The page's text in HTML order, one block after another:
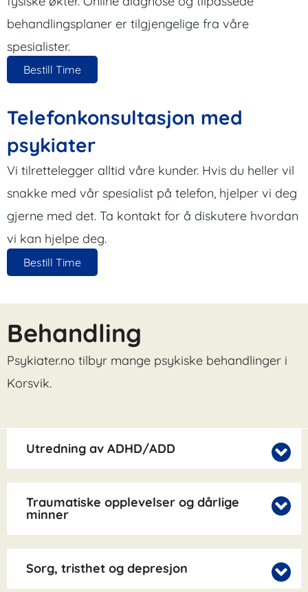
behandlingsplaner er tilgjengelige fra våre
spesialister.
Bestill Time
Telefonkonsultasjon med
psykiater
Vi tilrettelegger alltid våre kunder. Hvis du heller vil
snakke med vår spesialist på telefon, hjelper vi deg
gjerne med det. Ta kontakt for å diskutere hvordan
vi kan hjelpe deg.
Bestill Time
Behandling
Psykiater.no tilbyr mange psykiske behandlinger i
Korsvik.
Utredning av ADHD/ADD
Traumatiske opplevelser og dårlige
minner
Sorg, tristhet og depresjon